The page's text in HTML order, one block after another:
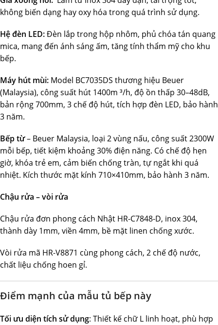
không biến dạng hay oxy hóa trong quá trình sử dụng.
Hệ đèn LED:Đèn lắp trong hộp nhôm, phủ chóa tán quang
mica, mang đến ánh sáng ấm, tăng tính thẩm mỹ cho khu
bếp.
Máy hút mùi: Model BC7035DS thương hiệu Beuer
(Malaysia), công suất hút 1400m ³/h, độ ồn thấp 30–48dB,
bản rộng 700mm, 3 chế độ hút, tích hợp đèn LED, bảo hành
3 năm.
Bếp từ– Beuer Malaysia, loại 2 vùng nấu, công suất 2300W
mỗi bếp, tiết kiệm khoảng 30% điện năng. Có chế độ hẹn
giờ, khóa trẻ em, cảm biến chống tràn, tự ngắt khi quá
nhiệt. Kích thước mặt kính 710×410mm, bảo hành 3 năm.
Chậu rửa – vòi rửa
Chậu rửa đơn phong cách Nhật HR-C7848-D, inox 304,
thành dày 1mm, viền 4mm, bề mặt linen chống xước.
Vòi rửa mã HR-V8871 cùng phong cách, 2 chế độ nước,
chất liệu chống hoen gỉ.
Điểm mạnh của mẫu tủ bếp này
Tối ưu diện tích sử dụng: Thiết kế chữ L linh hoạt, phù hợp